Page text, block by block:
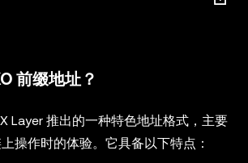
前缀地址？
Layer 推出的一种特色地址格式，主要
操作时的体验。它具备以下特点：